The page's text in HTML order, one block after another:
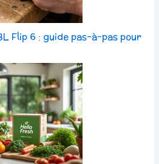
Flip 6 : guide pas-à-pas pour